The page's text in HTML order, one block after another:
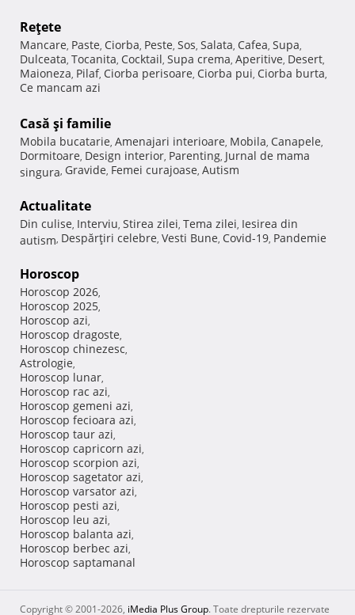
Reţete
Mancare, Paste, Ciorba, Peste, Sos, Salata, Cafea, Supa,
Dulceata, Tocanita, Cocktail, Supa crema, Aperitive, Desert,
Maioneza, Pilaf, Ciorba perisoare, Ciorba pui, Ciorba burta,
Ce mancam azi
Casă şi familie
Mobila bucatarie, Amenajari interioare, Mobila, Canapele,
Dormitoare, Design interior, Parenting, Jurnal de mama
singura, Gravide, Femei curajoase, Autism
Actualitate
Din culise, Interviu, Stirea zilei, Tema zilei, Iesirea din
autism, Despărţiri celebre, Vesti Bune, Covid-19, Pandemie
Horoscop
Horoscop 2026,
Horoscop 2025,
Horoscop azi,
Horoscop dragoste,
Horoscop chinezesc,
Astrologie,
Horoscop lunar,
Horoscop rac azi,
Horoscop gemeni azi,
Horoscop fecioara azi,
Horoscop taur azi,
Horoscop capricorn azi,
Horoscop scorpion azi,
Horoscop sagetator azi,
Horoscop varsator azi,
Horoscop pesti azi,
Horoscop leu azi,
Horoscop balanta azi,
Horoscop berbec azi,
Horoscop saptamanal
Copyright © 2001-2026, iMedia Plus Group. Toate drepturile rezervate